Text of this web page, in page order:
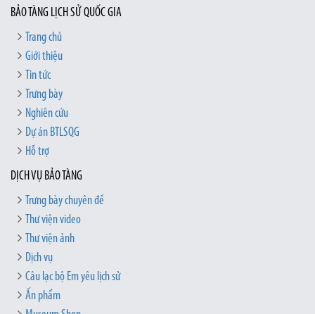
BẢO TÀNG LỊCH SỬ QUỐC GIA
Trang chủ
Giới thiệu
Tin tức
Trưng bày
Nghiên cứu
Dự án BTLSQG
Hỗ trợ
DỊCH VỤ BẢO TÀNG
Trưng bày chuyên đề
Thư viện video
Thư viện ảnh
Dịch vụ
Câu lạc bộ Em yêu lịch sử
Ấn phẩm